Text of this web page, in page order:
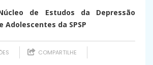
de Estudos da Depressão
Adolescentes da SPSP
COMPARTILHE